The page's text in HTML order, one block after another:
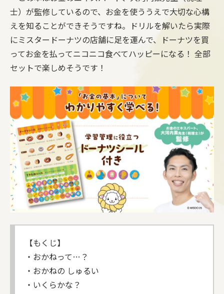
士）が監修しているので、お金を使ううえで大切な心構
えを知ることができそうですね。ドリルを解いたら実際
にミスタードーナツの店舗に足を運んで、ドーナツを買
ってお金を払ってニコニコ食べてハッピーになる！ 全部
セットで楽しめそうです！
【もくじ】
・おかねって…？
・おかねの しゅるい
・いくらかな？